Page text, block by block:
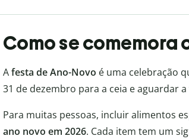
Como se comemora
Afesta de Ano-Novo é uma celebração
31 de dezembro para a ceia e aguardar
Para muitas pessoas, incluir alimentos
ano novo em 2026. Cada item tem um